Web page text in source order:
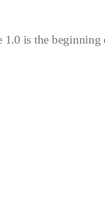
1.0 is the